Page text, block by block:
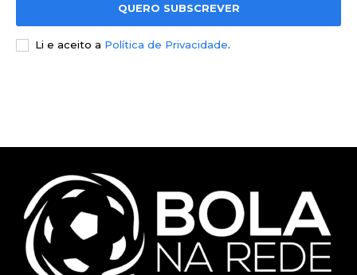
QUERO SUBSCREVER
Li e aceito a Política de Privacidade.